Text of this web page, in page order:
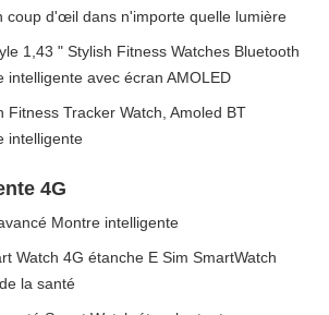
coup d'œil dans n'importe quelle lumière
1,43 " Stylish Fitness Watches Bluetooth
intelligente avec écran AMOLED
Fitness Tracker Watch, Amoled BT
intelligente
4G
Montre intelligente
Watch 4G étanche E Sim SmartWatch
la santé